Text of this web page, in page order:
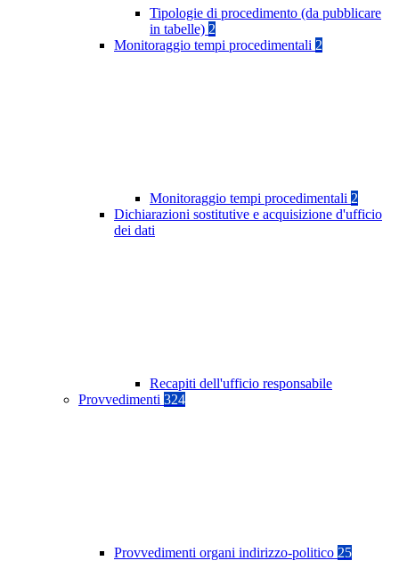
Tipologie di procedimento (da pubblicare
in tabelle) 2
Monitoraggio tempi procedimentali 2
Monitoraggio tempi procedimentali 2
Dichiarazioni sostitutive e acquisizione d'ufficio
dei dati
Recapiti dell'ufficio responsabile
Provvedimenti 324
Provvedimenti organi indirizzo-politico 25